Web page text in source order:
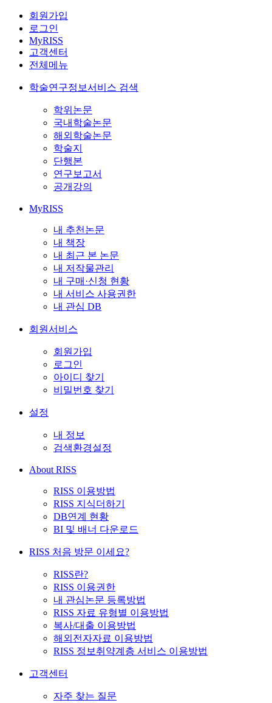
회원가입
로그인
MyRISS
고객센터
전체메뉴
학술연구정보서비스 검색
학위논문
국내학술논문
해외학술논문
학술지
단행본
연구보고서
공개강의
MyRISS
내 추천논문
내 책장
내 최근 본 논문
내 저작물관리
내 구매·신청 현황
내 서비스 사용권한
내 관심 DB
회원서비스
회원가입
로그인
아이디 찾기
비밀번호 찾기
설정
내 정보
검색환경설정
About RISS
RISS 이용방법
RISS 지식더하기
DB연계 현황
BI 및 배너 다운로드
RISS 처음 방문 이세요?
RISS란?
RISS 이용권한
내 관심논문 등록방법
RISS 자료 유형별 이용방법
복사/대출 이용방법
해외전자자료 이용방법
RISS 정보취약계층 서비스 이용방법
고객센터
자주 찾는 질문